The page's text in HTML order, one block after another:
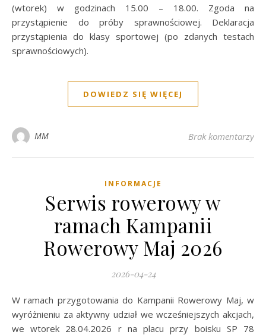
(wtorek) w godzinach 15.00 – 18.00. Zgoda na
przystąpienie do próby sprawnościowej. Deklaracja
przystąpienia do klasy sportowej (po zdanych testach
sprawnościowych).
DOWIEDZ SIĘ WIĘCEJ
MM Brak komentarzy
INFORMACJE
Serwis rowerowy w
ramach Kampanii
Rowerowy Maj 2026
2026-04-24
W ramach przygotowania do Kampanii Rowerowy Maj, w
wyróżnieniu za aktywny udział we wcześniejszych akcjach,
we wtorek 28.04.2026 r na placu przy boisku SP 78